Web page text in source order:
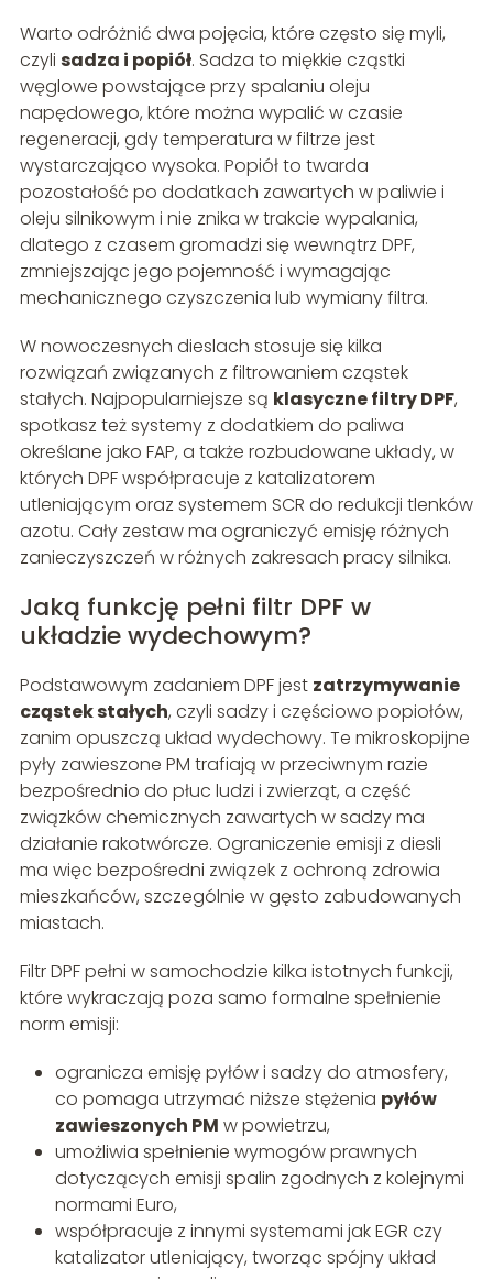
Warto odróżnić dwa pojęcia, które często się myli,
czyli sadza i popiół. Sadza to miękkie cząstki
węglowe powstające przy spalaniu oleju
napędowego, które można wypalić w czasie
regeneracji, gdy temperatura w filtrze jest
wystarczająco wysoka. Popiół to twarda
pozostałość po dodatkach zawartych w paliwie i
oleju silnikowym i nie znika w trakcie wypalania,
dlatego z czasem gromadzi się wewnątrz DPF,
zmniejszając jego pojemność i wymagając
mechanicznego czyszczenia lub wymiany filtra.
W nowoczesnych dieslach stosuje się kilka
rozwiązań związanych z filtrowaniem cząstek
stałych. Najpopularniejsze są klasyczne filtry DPF,
spotkasz też systemy z dodatkiem do paliwa
określane jako FAP, a także rozbudowane układy, w
których DPF współpracuje z katalizatorem
utleniającym oraz systemem SCR do redukcji tlenków
azotu. Cały zestaw ma ograniczyć emisję różnych
zanieczyszczeń w różnych zakresach pracy silnika.
Jaką funkcję pełni filtr DPF w
układzie wydechowym?
Podstawowym zadaniem DPF jest zatrzymywanie
cząstek stałych, czyli sadzy i częściowo popiołów,
zanim opuszczą układ wydechowy. Te mikroskopijne
pyły zawieszone PM trafiają w przeciwnym razie
bezpośrednio do płuc ludzi i zwierząt, a część
związków chemicznych zawartych w sadzy ma
działanie rakotwórcze. Ograniczenie emisji z diesli
ma więc bezpośredni związek z ochroną zdrowia
mieszkańców, szczególnie w gęsto zabudowanych
miastach.
Filtr DPF pełni w samochodzie kilka istotnych funkcji,
które wykraczają poza samo formalne spełnienie
norm emisji:
ogranicza emisję pyłów i sadzy do atmosfery,
co pomaga utrzymać niższe stężenia pyłów
zawieszonych PM w powietrzu,
umożliwia spełnienie wymogów prawnych
dotyczących emisji spalin zgodnych z kolejnymi
normami Euro,
współpracuje z innymi systemami jak EGR czy
katalizator utleniający, tworząc spójny układ